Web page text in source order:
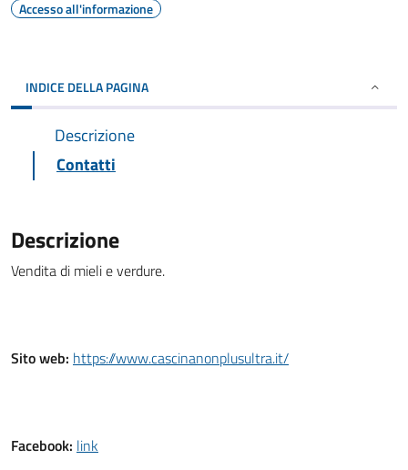
Accesso all'informazione
INDICE DELLA PAGINA
Descrizione
Contatti
Descrizione
Vendita di mieli e verdure.
Sito web: https://www.cascinanonplusultra.it/
Facebook: link